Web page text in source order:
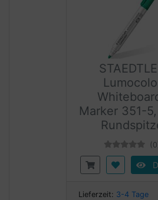
Marker 351-
Lieferzeit: 3-4 Tage